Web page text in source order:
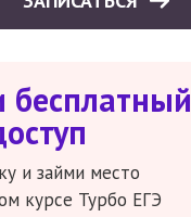
бесплатный
и займи место
курсе Турбо ЕГЭ